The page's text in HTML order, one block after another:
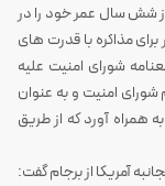
شش سال عمر خود را در
مذاکره با قدرت های
شورای امنیت علیه
امنیت و به عنوان
همراه آورد که از طریق
آمریکا از برجام گفت: